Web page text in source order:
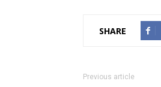
SHARE
Previous article